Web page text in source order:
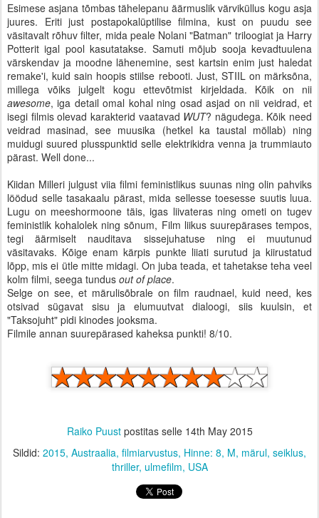
Esimese asjana tõmbas tähelepanu äärmuslik värviküllus kogu asja
juures. Eriti just postapokalüptilise filmina, kust on puudu see
väsitavalt rõhuv filter, mida peale Nolani "Batman" triloogiat ja Harry
Potterit igal pool kasutatakse. Samuti mõjub sooja kevadtuulena
värskendav ja moodne lähenemine, sest kartsin enim just haledat
remake'i, kuid sain hoopis stiilse rebooti. Just, STIIL on märksõna,
millega võiks julgelt kogu ettevõtmist kirjeldada. Kõik on nii
awesome, iga detail omal kohal ning osad asjad on nii veidrad, et
isegi filmis olevad karakterid vaatavad WUT? nägudega. Kõik need
veidrad masinad, see muusika (hetkel ka taustal möllab) ning
muidugi suured plusspunktid selle elektrikidra venna ja trummiauto
pärast. Well done...
Kiidan Milleri julgust viia filmi feministlikus suunas ning olin pahviks
löödud selle tasakaalu pärast, mida sellesse toesesse suutis luua.
Lugu on meeshormoone täis, igas liivateras ning ometi on tugev
feministlik kohalolek ning sõnum, Film liikus suurepärases tempos,
tegi äärmiselt nauditava sissejuhatuse ning ei muutunud
väsitavaks. Kõige enam kärpis punkte liiati surutud ja kiirustatud
lõpp, mis ei ütle mitte midagi. On juba teada, et tahetakse teha veel
kolm filmi, seega tundus out of place.
Selge on see, et märulisõbrale on film raudnael, kuid need, kes
otsivad sügavat sisu ja elumuutvat dialoogi, siis kuulsin, et
"Taksojuht" pidi kinodes jooksma.
Filmile annan suurepärased kaheksa punkti! 8/10.
Raiko Puustpostitas selle 14th May 2015
Sildid: 2015 Austraalia filmiarvustus Hinne: 8 M märul seiklus
thriller ulmefilm USA